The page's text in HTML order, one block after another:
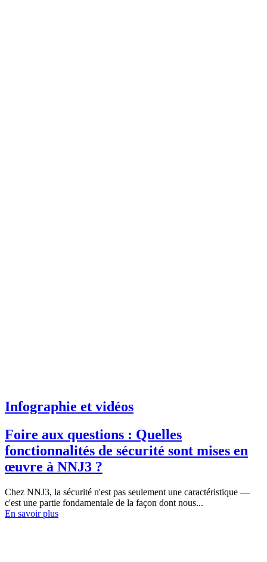
Infographie et vidéos
Foire aux questions : Quelles
fonctionnalités de sécurité sont mises en
œuvre à NNJ3 ?
Chez NNJ3, la sécurité n'est pas seulement une caractéristique —
c'est une partie fondamentale de la façon dont nous...
En savoir plus